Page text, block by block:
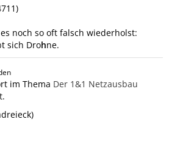
noch so oft falsch wiederholst:
sich Drohne.
im Thema Der 1&1 Netzausbau